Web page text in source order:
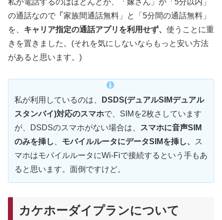
私が電話するのはほとんどが、「嫁さん」か「5分以内」
の通話なので 「 家族間通話無料」と「5分間の通話無料」
を、 キャリア指定の通話アプリを利用せず、 使うことに重
きを置きました。(それを気にしないならもっと安い方法
があると思います。)
私が利用しているのは、
DSDS(デュアルSIMデュアル
スタンバイ)対応のスマホで、SIMを2枚さしています
が、DSDSのスマホがない場合は、
スマホに音声SIM
のみを挿し
モバイルルータにデータSIMを挿し、
ス
マホはモバイルルータにWi-Fiで接続するという手もあ
ると思います。面倒ですけど。
カケホーダイプランについて